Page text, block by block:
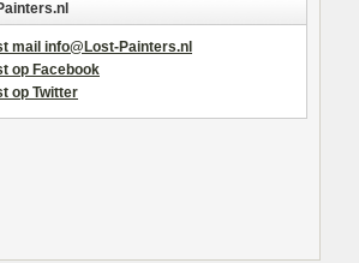
mail info@Lost-Painters.nl
op Facebook
op Twitter